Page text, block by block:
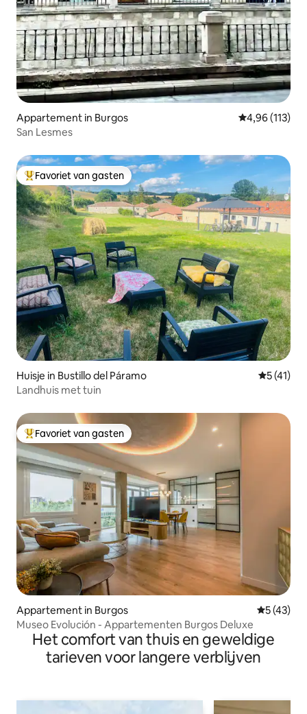
Appartement in Burgos Gemiddelde
4,96 (113)
San Lesmes
Topfavoriet van gasten
Favoriet van gasten
Huisje in Bustillo del Páramo
5 (41)
Landhuis met tuin
Topfavoriet van gasten
Favoriet van gasten
Appartement in Burgos
5 (43)
Museo Evolución - Appartementen Burgos Deluxe
Het comfort van thuis en geweldige
tarieven voor langere verblijven